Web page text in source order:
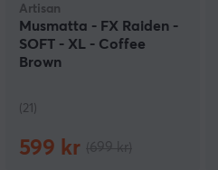
Artisan
Musmatta - FX Raiden -
SOFT - XL - Coffee
Brown
(21)
599 kr